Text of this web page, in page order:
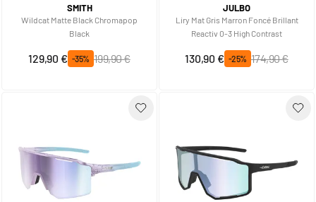
SMITH
Wildcat Matte Black Chromapop
Black
Prix spécial
129,90 € -35%
Prix normal
199,90 €
JULBO
Liry Mat Gris Marron Foncé Brillant
Reactiv 0-3 High Contrast
Prix spécial
130,90 € -25%
Prix normal
174,90 €